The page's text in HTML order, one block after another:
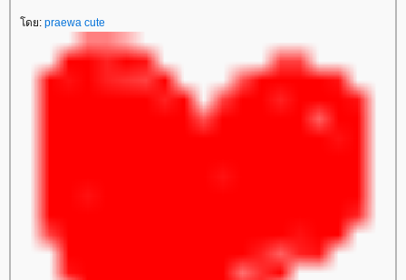
ดย: praewa cute